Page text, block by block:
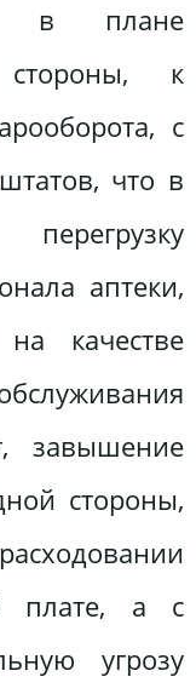
в плане
к
с
что в
аптеки,
на качестве
завышение
стороны,
плате, а с
угрозу